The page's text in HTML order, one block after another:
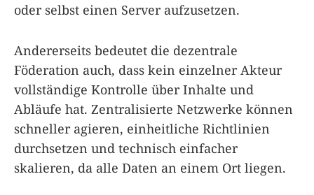
oder selbst einen Server aufzusetzen.
Andererseits bedeutet die dezentrale
Föderation auch, dass kein einzelner Akteur
vollständige Kontrolle über Inhalte und
Abläufe hat. Zentralisierte Netzwerke können
schneller agieren, einheitliche Richtlinien
durchsetzen und technisch einfacher
skalieren, da alle Daten an einem Ort liegen.